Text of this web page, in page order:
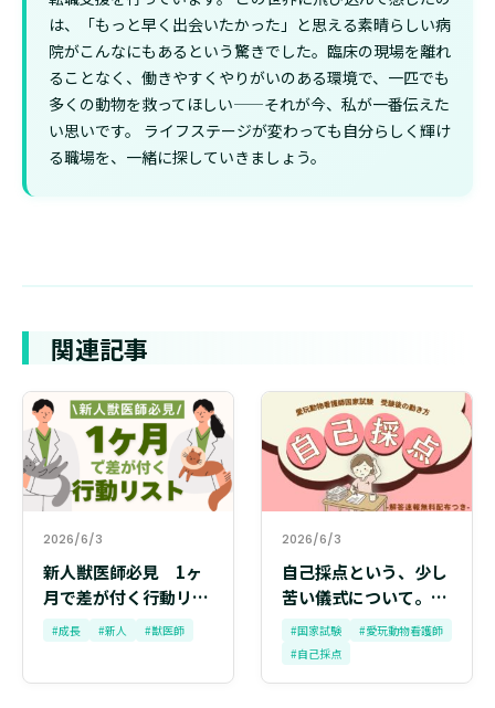
は、「もっと早く出会いたかった」と思える素晴らしい病
院がこんなにもあるという驚きでした。臨床の現場を離れ
ることなく、働きやすくやりがいのある環境で、一匹でも
多くの動物を救ってほしい——それが今、私が一番伝えた
い思いです。 ライフステージが変わっても自分らしく輝け
る職場を、一緒に探していきましょう。
関連記事
2026/6/3
新人獣医師必見 1ヶ
月で差が付く行動リス
ト#成長 #新人 #獣医師
2026/6/3
自己採点という、少し
苦い儀式について。愛
玩動物看護師国家試験
受験後の動き方
#国家試験
#愛玩動物看護師
#自己採点